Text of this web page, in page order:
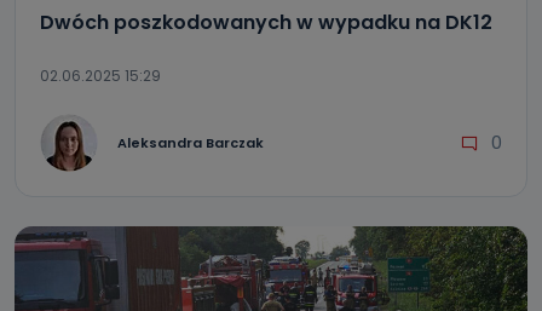
Dwóch poszkodowanych w wypadku na DK12
02.06.2025 15:29
Aleksandra Barczak 0